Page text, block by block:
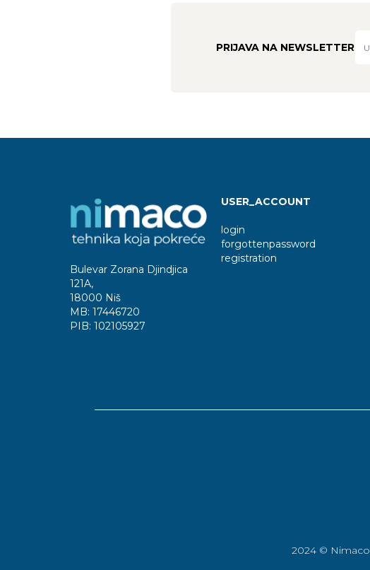
PRIJAVA NA NEWSLETTER
Bulevar Zorana Djindjica
121A,
18000 Niš
MB:17446720
PIB:102105927
USER_ACCOUNT
login
forgottenpassword
registration
2024 © Nimaco